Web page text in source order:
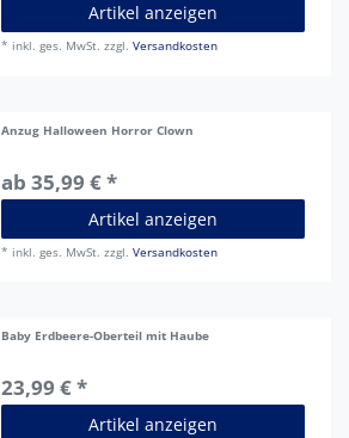
Artikel anzeigen
* inkl. ges. MwSt. zzgl.Versandkosten
Anzug Halloween Horror Clown
ab 35,99 € *
Artikel anzeigen
* inkl. ges. MwSt. zzgl.Versandkosten
Baby Erdbeere-Oberteil mit Haube
23,99 € *
Artikel anzeigen